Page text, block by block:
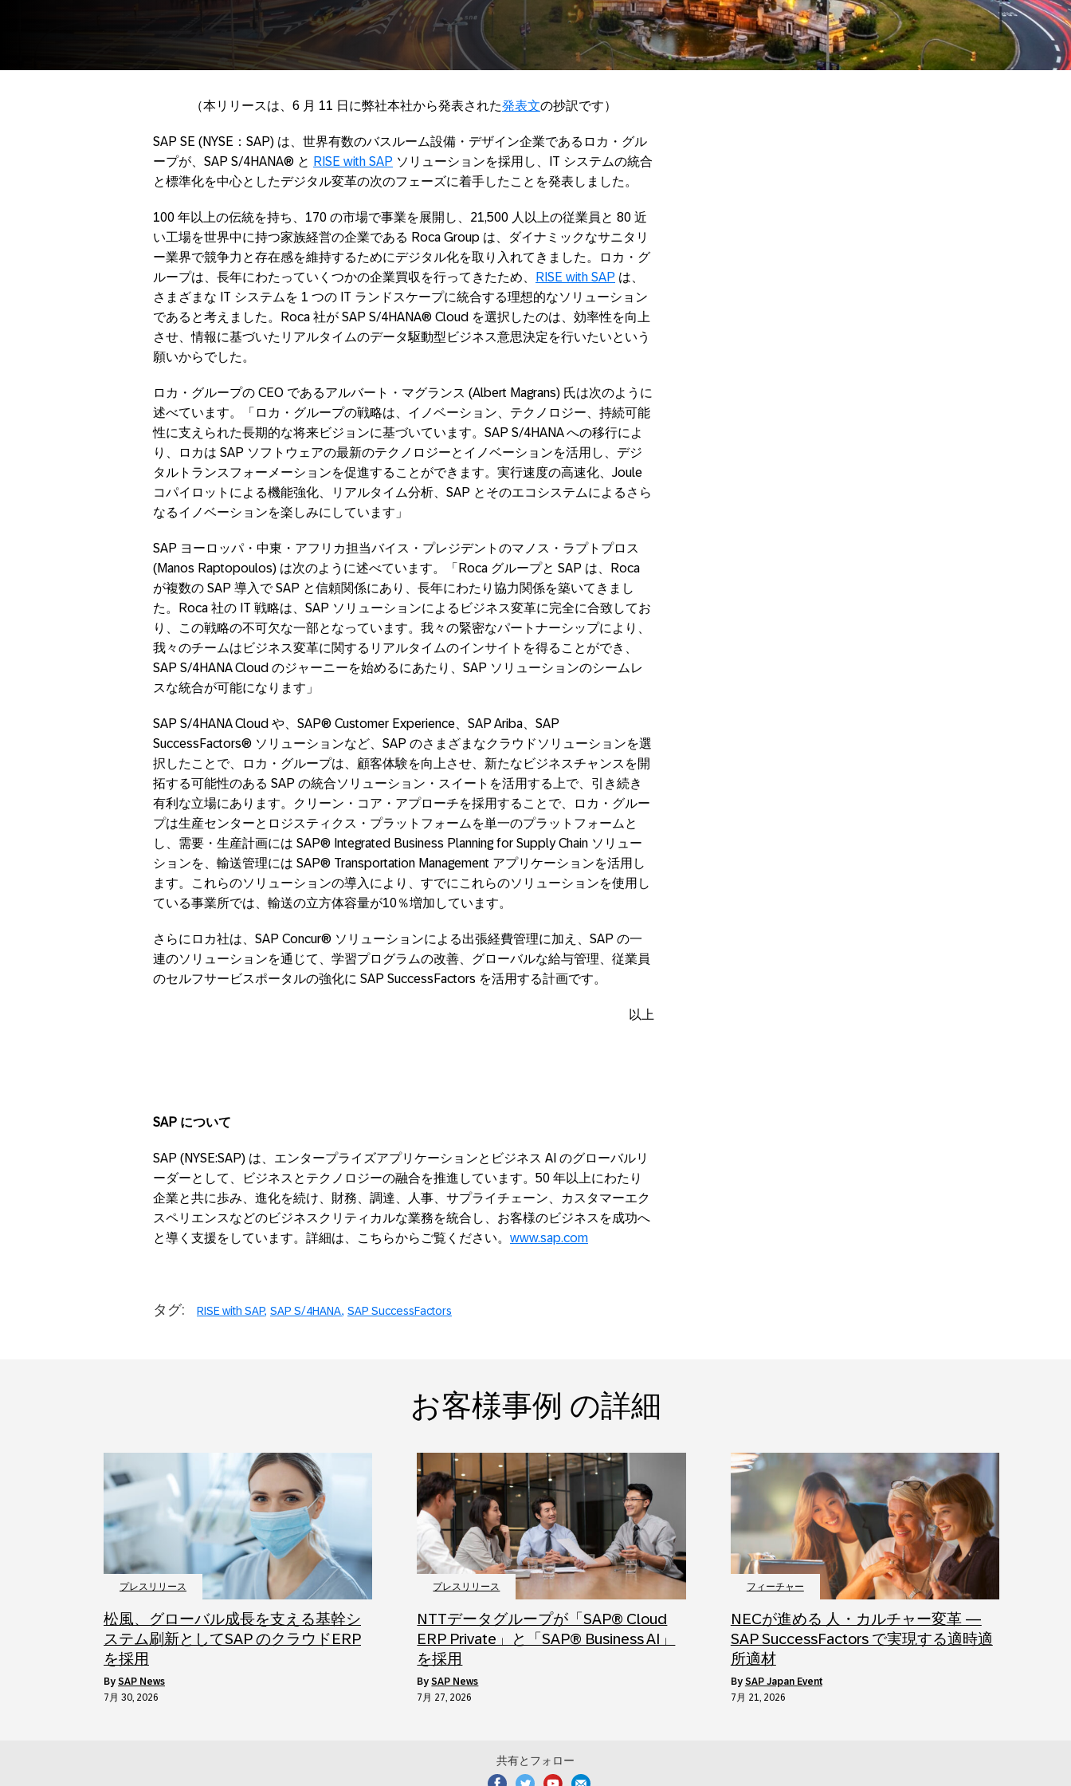
（本リリースは、6 月 11 日に弊社本社から発表された発表文の抄訳です）
SAP SE (NYSE：SAP) は、世界有数のバスルーム設備・デザイン企業であるロカ・グル
ープが、SAP S/4HANA® と RISE with SAP ソリューションを採用し、IT システムの統合
と標準化を中心としたデジタル変革の次のフェーズに着手したことを発表しました。
100 年以上の伝統を持ち、170 の市場で事業を展開し、21,500 人以上の従業員と 80 近
い工場を世界中に持つ家族経営の企業である Roca Group は、ダイナミックなサニタリ
ー業界で競争力と存在感を維持するためにデジタル化を取り入れてきました。ロカ・グ
ループは、長年にわたっていくつかの企業買収を行ってきたため、
RISE with SAP は、
さまざまな IT システムを 1 つの IT ランドスケープに統合する理想的なソリューション
であると考えました。Roca 社が SAP S/4HANA® Cloud を選択したのは、効率性を向上
させ、情報に基づいたリアルタイムのデータ駆動型ビジネス意思決定を行いたいという
願いからでした。
ロカ・グループの CEO であるアルバート・マグランス (Albert Magrans) 氏は次のように
述べています。「ロカ・グループの戦略は、イノベーション、テクノロジー、持続可能
性に支えられた長期的な将来ビジョンに基づいています。SAP S/4HANA への移行によ
り、ロカは SAP ソフトウェアの最新のテクノロジーとイノベーションを活用し、デジ
タルトランスフォーメーションを促進することができます。実行速度の高速化、Joule
コパイロットによる機能強化、リアルタイム分析、SAP とそのエコシステムによるさら
なるイノベーションを楽しみにしています」
SAP ヨーロッパ・中東・アフリカ担当バイス・プレジデントのマノス・ラプトプロス
(Manos Raptopoulos) は次のように述べています。「Roca グループと SAP は、Roca
が複数の SAP 導入で SAP と信頼関係にあり、長年にわたり協力関係を築いてきまし
た。Roca 社の IT 戦略は、SAP ソリューションによるビジネス変革に完全に合致してお
り、この戦略の不可欠な一部となっています。我々の緊密なパートナーシップにより、
我々のチームはビジネス変革に関するリアルタイムのインサイトを得ることができ、
SAP S/4HANA Cloud のジャーニーを始めるにあたり、SAP ソリューションのシームレ
スな統合が可能になります」
SAP S/4HANA Cloud や、SAP® Customer Experience、SAP Ariba、SAP
SuccessFactors® ソリューションなど、SAP のさまざまなクラウドソリューションを選
択したことで、ロカ・グループは、顧客体験を向上させ、新たなビジネスチャンスを開
拓する可能性のある SAP の統合ソリューション・スイートを活用する上で、引き続き
有利な立場にあります。クリーン・コア・アプローチを採用することで、ロカ・グルー
プは生産センターとロジスティクス・プラットフォームを単一のプラットフォームと
し、需要・生産計画には SAP® Integrated Business Planning for Supply Chain ソリュー
ションを、輸送管理には SAP® Transportation Management アプリケーションを活用し
ます。これらのソリューションの導入により、すでにこれらのソリューションを使用し
ている事業所では、輸送の立方体容量が10％増加しています。
さらにロカ社は、SAP Concur® ソリューションによる出張経費管理に加え、SAP の一
連のソリューションを通じて、学習プログラムの改善、グローバルな給与管理、従業員
のセルフサービスポータルの強化に SAP SuccessFactors を活用する計画です。
以上
SAP について
SAP (NYSE:SAP) は、エンタープライズアプリケーションとビジネス AI のグローバルリ
ーダーとして、ビジネスとテクノロジーの融合を推進しています。50 年以上にわたり
企業と共に歩み、進化を続け、財務、調達、人事、サプライチェーン、カスタマーエク
スペリエンスなどのビジネスクリティカルな業務を統合し、お客様のビジネスを成功へ
と導く支援をしています。詳細は、こちらからご覧ください。 www.sap.com
タグ: RISE with SAP SAP S/4HANA SAP SuccessFactors
お客様事例 の詳細
プレスリリース
松風、グローバル成長を支える基幹シ
ステム刷新としてSAP のクラウドERP
を採用
by SAP News
7月 30, 2026
プレスリリース
NTTデータグループが「SAP® Cloud
ERP Private」と「SAP® Business AI」
を採用
bySAP News
7月 27, 2026
フィーチャー
NECが進める 人・カルチャー変革 ―
SAP SuccessFactors で実現する適時適
所適材
by SAP Japan Event
7月 21, 2026
共有とフォロー